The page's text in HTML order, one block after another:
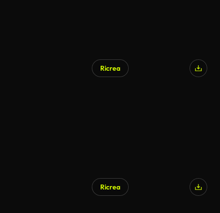
Ricrea
Ricrea